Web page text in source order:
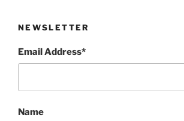
NEWSLETTER
Email Address*
Name